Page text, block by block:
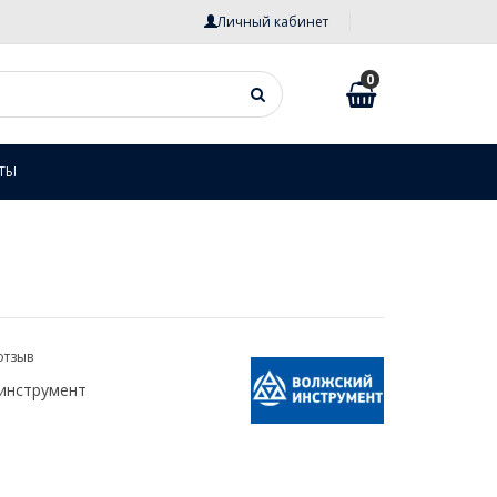
Личный кабинет
0